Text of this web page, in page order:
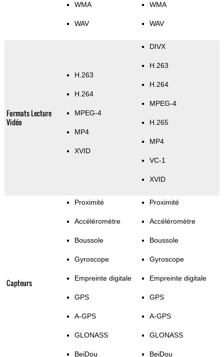
WMA
WAV
WMA
WAV
Formats Lecture
Vidéo
H.263
H.264
MPEG-4
MP4
XVID
DIVX
H.263
H.264
MPEG-4
H.265
MP4
VC-1
XVID
Capteurs
Proximité
Accéléromètre
Boussole
Gyroscope
Empreinte digitale
GPS
A-GPS
GLONASS
BeiDou
Proximité
Accéléromètre
Boussole
Gyroscope
Empreinte digitale
GPS
A-GPS
GLONASS
BeiDou